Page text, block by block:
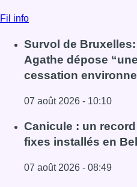
Fil info
Survol de
Agathe dépose
cessation
07 août 2026 - 10:10
Lire l'article Survol de
Canicule : un
fixes installés en
07 août 2026 - 08:49